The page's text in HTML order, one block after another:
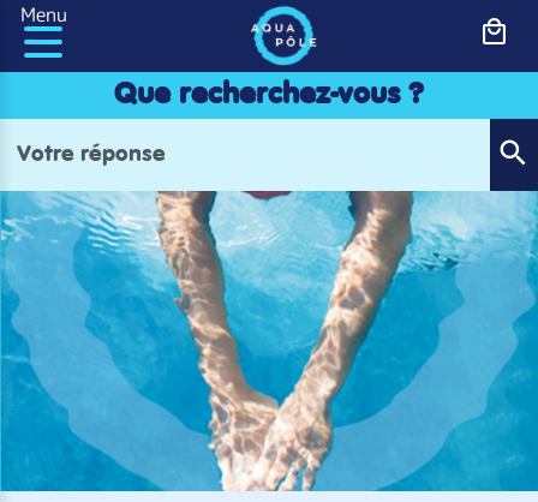
Panneau de gestion des cookies
Menu
Que recherchez-vous ?